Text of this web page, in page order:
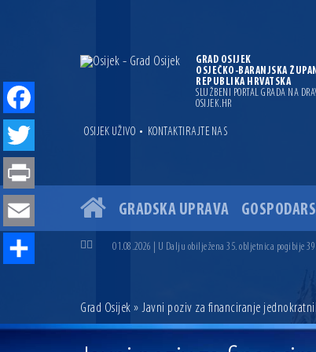
GRAD OSIJEK
OSJEČKO-BARANJSKA
REPUBLIKA HRVATSKA
SLUŽBENI PORTAL GRADA NA
OSIJEK.HR
OSIJEK UŽIVO • KONTAKTIRAJTE NAS
GRADSKA UPRAVA
04.07.2026 | Zbog povoljnih vodostaja i pravodobnih
04.08.2026 | U Osijeku obilježen Dan pobjede i
01.08.2026 | U Dalju obilježena 35. obljetnica pogibije
13.07.2026 | Ljetnim izdanjem Večeri vina i umjetnosti
07.07.2026 | Održana 8. sjednica Gradskog vijeća Grada
Grad Osijek » Javni poziv za financiranje
Facebook
Twitter
Print
Email